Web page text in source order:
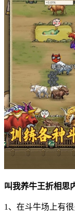
叫我养牛王折相思
1、在斗牛场上有